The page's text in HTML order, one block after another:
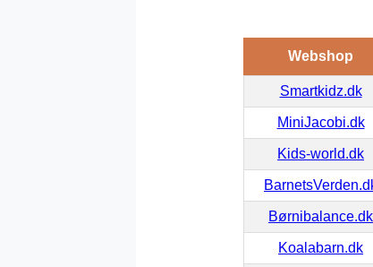
Webshop
Smartkidz.dk
MiniJacobi.dk
Kids-world.dk
Børnibalance.dk
Koalabarn.dk